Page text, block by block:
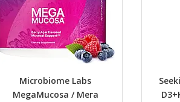
Microbiome Labs
MegaMucosa / Мега